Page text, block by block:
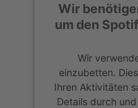
Wir
um den
Wir
einzubetten.
Ihren Aktivitäten
Details durch